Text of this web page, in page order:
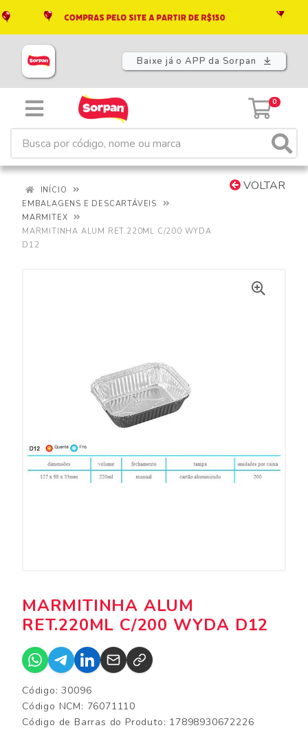
Baixe já o APP da Sorpan
0
VOLTAR
INÍCIO
EMBALAGENS E DESCARTÁVEIS
MARMITEX
MARMITINHA ALUM RET.220ML C/200 WYDA
D12
MARMITINHA ALUM
RET.220ML C/200 WYDA D12
Código: 30096
Código NCM: 76071110
Código de Barras do Produto: 17898930672226